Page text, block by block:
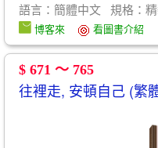
語言：簡體中文 規格：精
博客來 看圖書介紹
$ 671 ～ 765
往裡走, 安頓自己 (繁